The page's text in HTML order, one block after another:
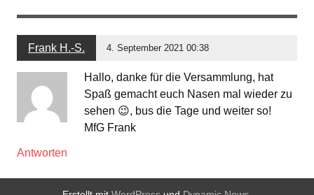
Frank H.-S. 4. September 2021 00:38
Hallo, danke für die Versammlung, hat
Spaß gemacht euch Nasen mal wieder zu
sehen 😉, bus die Tage und weiter so!
MfG Frank
Antworten